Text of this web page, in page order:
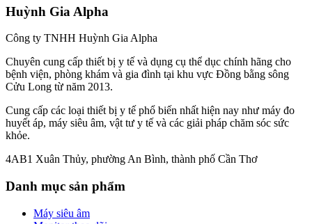
Huỳnh Gia Alpha
Công ty TNHH Huỳnh Gia Alpha
Chuyên cung cấp thiết bị y tế và dụng cụ thể dục chính hãng cho
bệnh viện, phòng khám và gia đình tại khu vực Đồng bằng sông
Cửu Long từ năm 2013.
Cung cấp các loại thiết bị y tế phổ biến nhất hiện nay như máy đo
huyết áp, máy siêu âm, vật tư y tế và các giải pháp chăm sóc sức
khỏe.
4AB1 Xuân Thủy, phường An Bình, thành phố Cần Thơ
Danh mục sản phẩm
Máy siêu âm